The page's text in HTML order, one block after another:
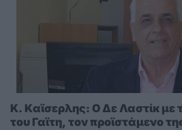
K. Kαϊσερλης: Ο Δε Λαστίκ
του Γαϊτη, τον προϊστάμενο της ΚΩΑΝ και τον